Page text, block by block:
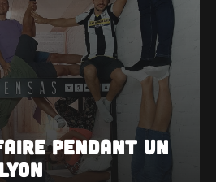
pendant un